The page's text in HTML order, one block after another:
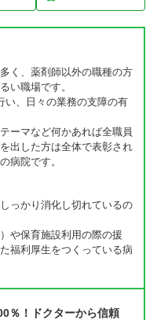
く、薬剤師以外の職種の方
い職場です。
い、日々の業務の支障の有
ーマなど何かあれば全職員
出した方は全体で表彰され
病院です。
っかり消化し切れているの
や保育施設利用の際の援
福利厚生をつくっている病
％！ドクターから信頼